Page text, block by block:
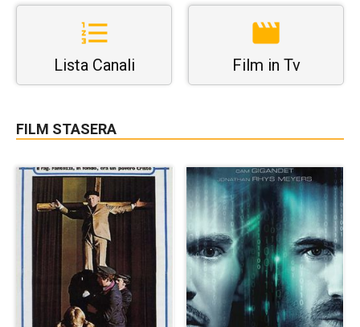
Lista Canali Film in Tv
FILM STASERA